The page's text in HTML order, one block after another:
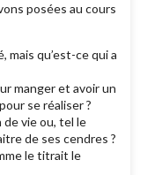
posées au cours
mais qu’est-ce qui a
manger et avoir un
se réaliser ?
de vie ou, tel le
de ses cendres ?
le titrait le